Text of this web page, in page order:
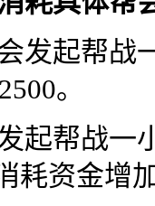
起帮战
。
帮战一
耗资金增